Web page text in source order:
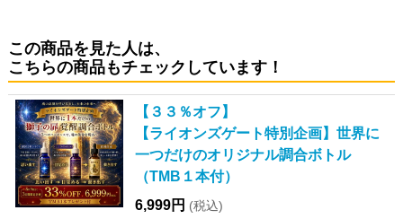
この商品を見た人は、
こちらの商品もチェックしています！
【３３％オフ】
【ライオンズゲート特別企画】世界に
一つだけのオリジナル調合ボトル
（TMB１本付）
6,999円 (税込)